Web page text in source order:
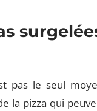
pas le seul
la pizza qui